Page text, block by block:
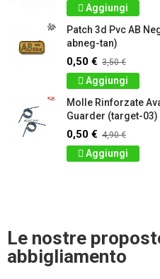
Aggiungi
Patch 3d Pvc AB
abneg-tan)
0,50 € 3,50 €
Aggiungi
Molle Rinforzate
Guarder (target-03)
0,50 € 4,90 €
Aggiungi
Le nostre
abbigliamento